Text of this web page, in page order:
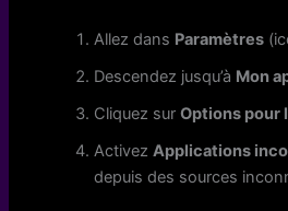
Allez dans Paramètres
Descendez jusqu’à Mon
Cliquez surOptions pour
Activez Applications
depuis des sources